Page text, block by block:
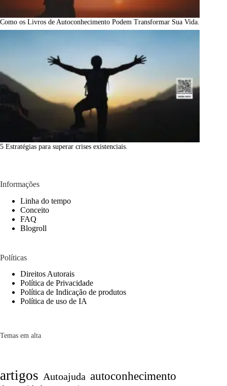
Como os Livros de Autoconhecimento Podem Transformar Sua Vida.
5 Estratégias para superar crises existenciais.
Informações
Linha do tempo
Conceito
FAQ
Blogroll
Políticas
Direitos Autorais
Política de Privacidade
Política de Indicação de produtos
Política de uso de IA
Temas em alta
artigos Autoajuda autoconhecimento